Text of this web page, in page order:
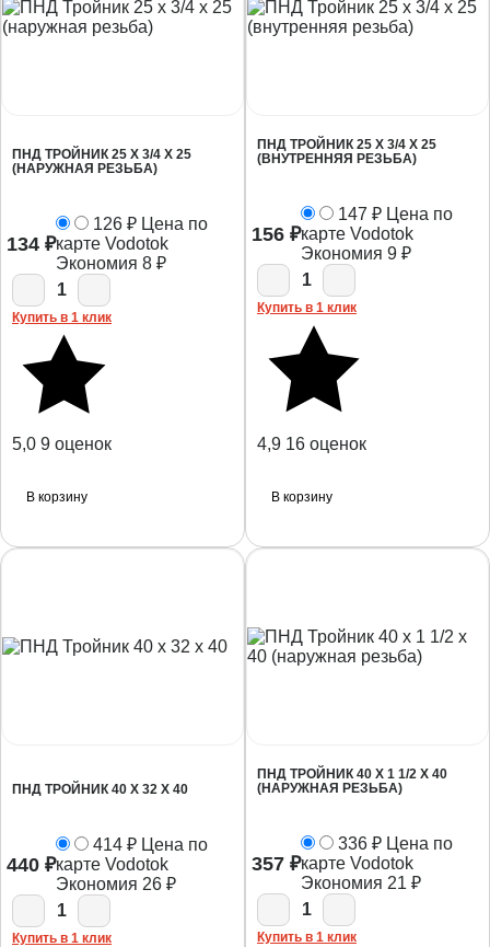
ПНД ТРОЙНИК 25 Х 3/4 Х 25
(НАРУЖНАЯ РЕЗЬБА)
134 ₽
126 ₽ Цена по
карте Vodotok
Экономия 8 ₽
1
Купить в 1 клик
5,0 9 оценок
В корзину
ПНД ТРОЙНИК 25 Х 3/4 Х 25
(ВНУТРЕННЯЯ РЕЗЬБА)
156 ₽
147 ₽ Цена по
карте Vodotok
Экономия 9 ₽
1
Купить в 1 клик
4,9 16 оценок
В корзину
ПНД ТРОЙНИК 40 Х 32 Х 40
440 ₽
414 ₽ Цена по
карте Vodotok
Экономия 26 ₽
1
Купить в 1 клик
ПНД ТРОЙНИК 40 Х 1 1/2 Х 40
(НАРУЖНАЯ РЕЗЬБА)
357 ₽
336 ₽ Цена по
карте Vodotok
Экономия 21 ₽
1
Купить в 1 клик